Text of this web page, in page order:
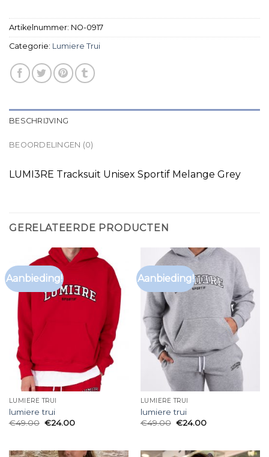
Artikelnummer: NO-0917
Categorie: Lumiere Trui
BESCHRIJVING
BEOORDELINGEN (0)
LUMI3RE Tracksuit Unisex Sportif Melange Grey
GERELATEERDE PRODUCTEN
Aanbieding!
LUMIERE TRUI
lumiere trui
€49.00 €24.00
Aanbieding!
LUMIERE TRUI
lumiere trui
€49.00 €24.00